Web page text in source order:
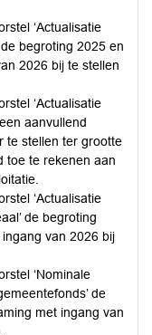
‘Actualisatie
begroting 2025 en
2026 bij te stellen
‘Actualisatie
aanvullend
te stellen ter grootte
toe te rekenen aan
‘Actualisatie
de begroting
van 2026 bij
‘Nominale
de
met ingang van